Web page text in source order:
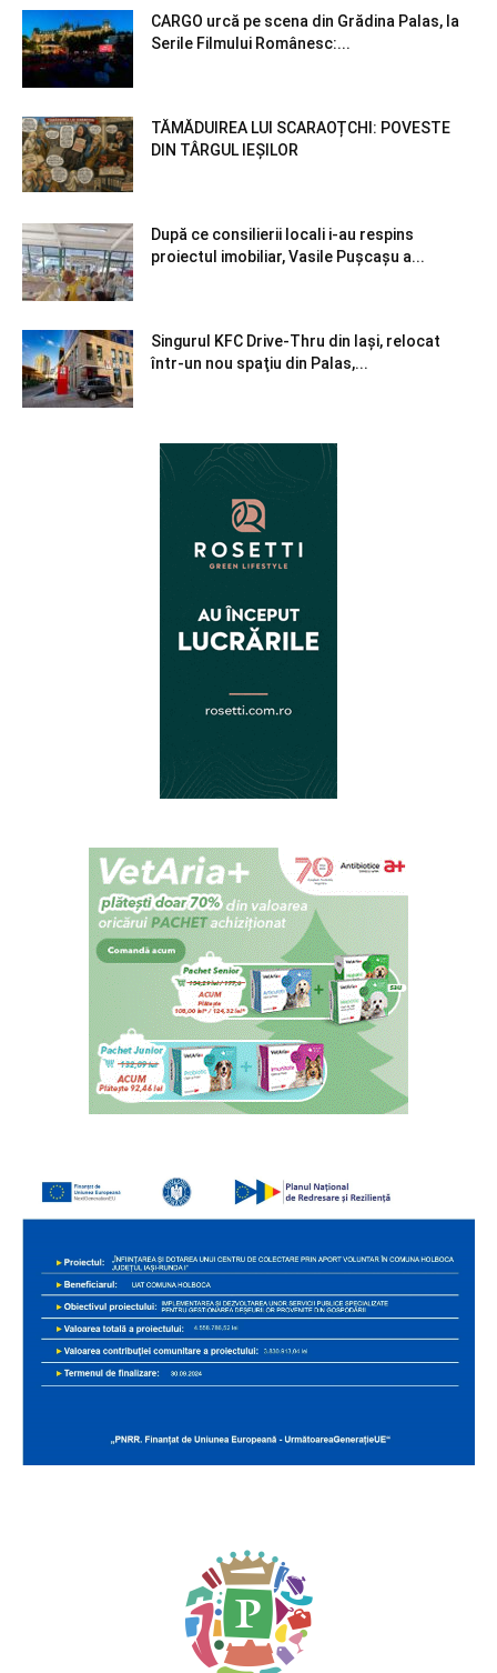
CARGO urcă pe scena din Grădina Palas, la
Serile Filmului Românesc:...
TĂMĂDUIREA LUI SCARAOȚCHI: POVESTE
DIN TÂRGUL IEȘILOR
După ce consilierii locali i-au respins
proiectul imobiliar, Vasile Pușcașu a...
Singurul KFC Drive-Thru din Iași, relocat
într-un nou spaţiu din Palas,...